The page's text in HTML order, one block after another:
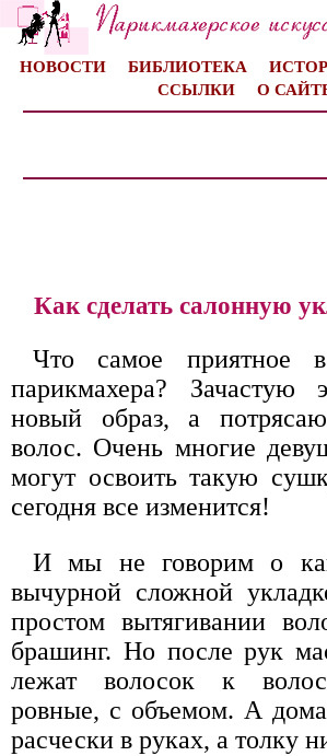
НОВОСТИ БИБЛИОТЕКА
ССЫЛКИ
О
Как сделать салонную
Что самое приятное
парикмахера?
новый образ, а
волос. Очень многие
могут освоить такую
сегодня все изменится!
И мы не говорим о
вычурной сложной
простом вытягивании
брашинг. Но после рук
лежат волосок к
ровные, с объемом. А
расчески в руках, а толку